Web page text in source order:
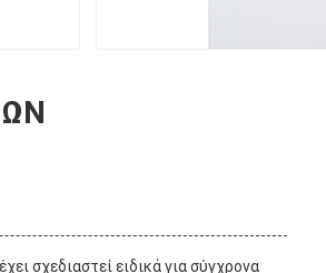
σχεδιαστεί ειδικά για σύγχρονα